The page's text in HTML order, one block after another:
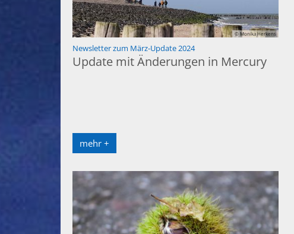
© Monika Herkens
Newsletter zum März-Update 2024:
Update mit Änderungen in Mercury
mehr +